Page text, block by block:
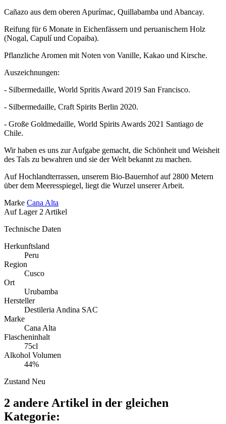
Cañazo aus dem oberen Apurímac, Quillabamba und Abancay.
Reifung für 6 Monate in Eichenfässern und peruanischem Holz
(Nogal, Capulí und Copaiba).
Pflanzliche Aromen mit Noten von Vanille, Kakao und Kirsche.
Auszeichnungen:
- Silbermedaille, World Spritis Award 2019 San Francisco.
- Silbermedaille, Craft Spirits Berlin 2020.
- Große Goldmedaille, World Spirits Awards 2021 Santiago de
Chile.
Wir haben es uns zur Aufgabe gemacht, die Schönheit und Weisheit
des Tals zu bewahren und sie der Welt bekannt zu machen.
Auf Hochlandterrassen, unserem Bio-Bauernhof auf 2800 Metern
über dem Meeresspiegel, liegt die Wurzel unserer Arbeit.
Marke Cana Alta
Auf Lager 2 Artikel
Technische Daten
Herkunftsland
Peru
Region
Cusco
Ort
Urubamba
Hersteller
Destileria Andina SAC
Marke
Cana Alta
Flascheninhalt
75cl
Alkohol Volumen
44%
Zustand Neu
2 andere Artikel in der gleichen
Kategorie: